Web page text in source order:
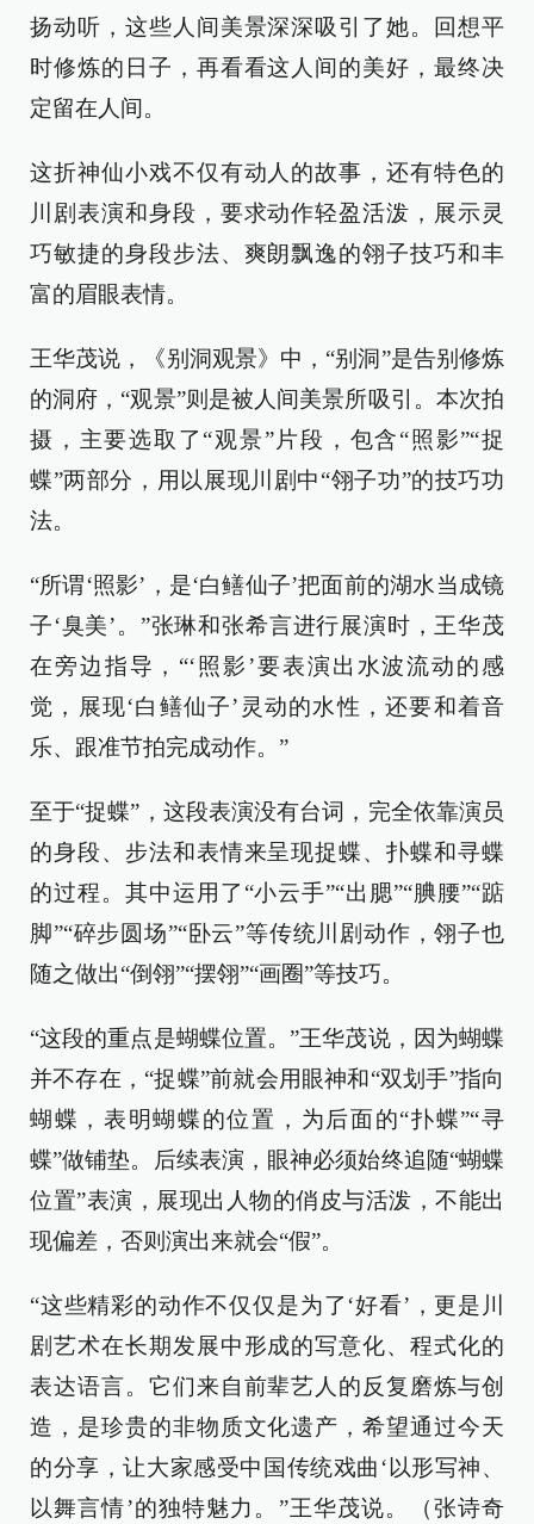
扬动听，这些人间美景深深吸引了她。回想平
时修炼的日子，再看看这人间的美好，最终决
定留在人间。
这折神仙小戏不仅有动人的故事，还有特色的
川剧表演和身段，要求动作轻盈活泼，展示灵
巧敏捷的身段步法、爽朗飘逸的翎子技巧和丰
富的眉眼表情。
王华茂说，《别洞观景》中，“别洞”是告别修炼
的洞府，“观景”则是被人间美景所吸引。本次拍
摄，主要选取了“观景”片段，包含“照影”“捉
蝶”两部分，用以展现川剧中“翎子功”的技巧功
法。
“所谓‘照影’，是‘白鳝仙子’把面前的湖水当成镜
子‘臭美’。”张琳和张希言进行展演时，王华茂
在旁边指导，“‘照影’要表演出水波流动的感
觉，展现‘白鳝仙子’灵动的水性，还要和着音
乐、跟准节拍完成动作。”
至于“捉蝶”，这段表演没有台词，完全依靠演员
的身段、步法和表情来呈现捉蝶、扑蝶和寻蝶
的过程。其中运用了“小云手”“出腮”“腆腰”“踮
脚”“碎步圆场”“卧云”等传统川剧动作，翎子也
随之做出“倒翎”“摆翎”“画圈”等技巧。
“这段的重点是蝴蝶位置。”王华茂说，因为蝴蝶
并不存在，“捉蝶”前就会用眼神和“双划手”指向
蝴蝶，表明蝴蝶的位置，为后面的“扑蝶”“寻
蝶”做铺垫。后续表演，眼神必须始终追随“蝴蝶
位置”表演，展现出人物的俏皮与活泼，不能出
现偏差，否则演出来就会“假”。
“这些精彩的动作不仅仅是为了‘好看’，更是川
剧艺术在长期发展中形成的写意化、程式化的
表达语言。它们来自前辈艺人的反复磨炼与创
造，是珍贵的非物质文化遗产，希望通过今天
的分享，让大家感受中国传统戏曲‘以形写神、
以舞言情’的独特魅力。”王华茂说。（张诗奇